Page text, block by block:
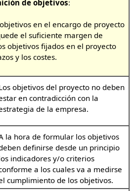
de objetivos:
en el encargo de proyecto
el suficiente margen de
objetivos fijados en el proyecto
y los costes.
objetivos del proyecto no deben
en contradicción con la
de la empresa.
la hora de formular los objetivos
definirse desde un principio
indicadores y/o criterios
a los cuales va a medirse
cumplimiento de los objetivos.